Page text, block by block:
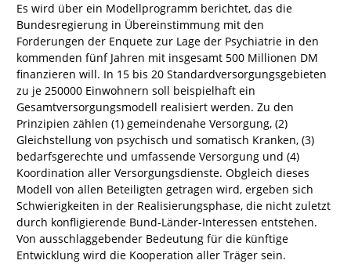
Es wird über ein Modellprogramm berichtet, das die
Bundesregierung in Übereinstimmung mit den
Forderungen der Enquete zur Lage der Psychiatrie in den
kommenden fünf Jahren mit insgesamt 500 Millionen DM
finanzieren will. In 15 bis 20 Standardversorgungsgebieten
zu je 250000 Einwohnern soll beispielhaft ein
Gesamtversorgungsmodell realisiert werden. Zu den
Prinzipien zählen (1) gemeindenahe Versorgung, (2)
Gleichstellung von psychisch und somatisch Kranken, (3)
bedarfsgerechte und umfassende Versorgung und (4)
Koordination aller Versorgungsdienste. Obgleich dieses
Modell von allen Beteiligten getragen wird, ergeben sich
Schwierigkeiten in der Realisierungsphase, die nicht zuletzt
durch konfligierende Bund-Länder-Interessen entstehen.
Von ausschlaggebender Bedeutung für die künftige
Entwicklung wird die Kooperation aller Träger sein.